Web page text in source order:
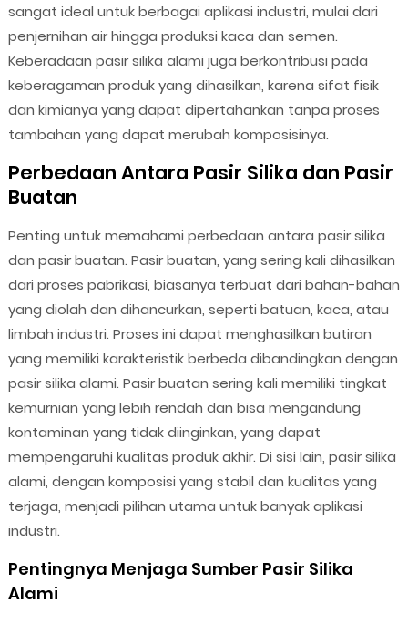
sangat ideal untuk berbagai aplikasi industri, mulai dari
penjernihan air hingga produksi kaca dan semen.
Keberadaan pasir silika alami juga berkontribusi pada
keberagaman produk yang dihasilkan, karena sifat fisik
dan kimianya yang dapat dipertahankan tanpa proses
tambahan yang dapat merubah komposisinya.
Perbedaan Antara Pasir Silika dan Pasir
Buatan
Penting untuk memahami perbedaan antara pasir silika
dan pasir buatan. Pasir buatan, yang sering kali dihasilkan
dari proses pabrikasi, biasanya terbuat dari bahan-bahan
yang diolah dan dihancurkan, seperti batuan, kaca, atau
limbah industri. Proses ini dapat menghasilkan butiran
yang memiliki karakteristik berbeda dibandingkan dengan
pasir silika alami. Pasir buatan sering kali memiliki tingkat
kemurnian yang lebih rendah dan bisa mengandung
kontaminan yang tidak diinginkan, yang dapat
mempengaruhi kualitas produk akhir. Di sisi lain, pasir silika
alami, dengan komposisi yang stabil dan kualitas yang
terjaga, menjadi pilihan utama untuk banyak aplikasi
industri.
Pentingnya Menjaga Sumber Pasir Silika
Alami